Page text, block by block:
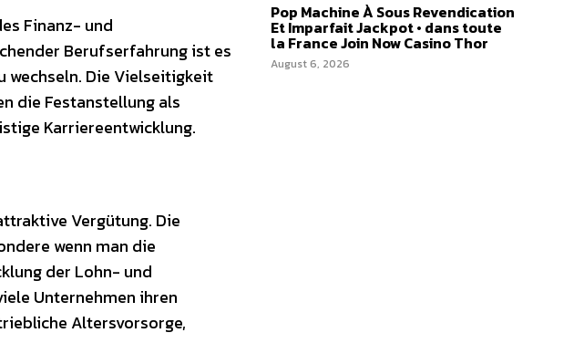
Finanz- und
Berufserfahrung ist es
wechseln. Die Vielseitigkeit
die Festanstellung als
Karriereentwicklung.
Vergütung. Die
wenn man die
der Lohn- und
Unternehmen ihren
Altersvorsorge,
Pop Machine À Sous Revendication
Et Imparfait Jackpot • dans toute
la France Join Now Casino Thor
August 6, 2026